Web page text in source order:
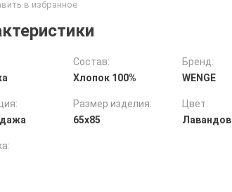
Состав:
Хлопок 100%
Бренд:
WENGE
Размер изделия:
65х85
Цвет: